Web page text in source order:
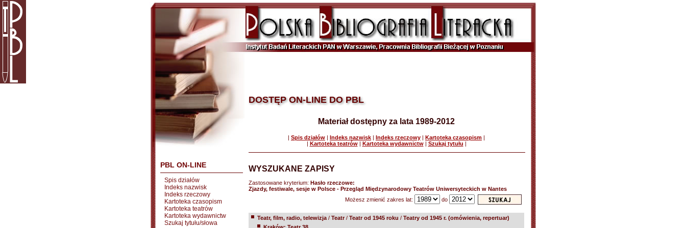
PBL ON-LINE
Spis działów
Indeks nazwisk
Indeks rzeczowy
Kartoteka czasopism
Kartoteka teatrów
Kartoteka wydawnictw
Szukaj tytułu/słowa
DOSTĘP ON-LINE DO PBL
Materiał dostępny za lata 1989-2012
| Spis działów | Indeks nazwisk | Indeks rzeczowy | Kartoteka czasopism |
| Kartoteka teatrów| Kartoteka wydawnictw| Szukaj tytułu |
WYSZUKANE ZAPISY
Zastosowane kryterium: Hasło rzeczowe:
Zjazdy, festiwale, sesje w Polsce - Przegląd Międzynarodowy Teatrów Uniwersyteckich w Nantes
Możesz zmienić zakres lat:
do
Teatr, film, radio, telewizja / Teatr / Teatr od 1945 roku / Teatry od 1945 r. (omówienia, repertuar)